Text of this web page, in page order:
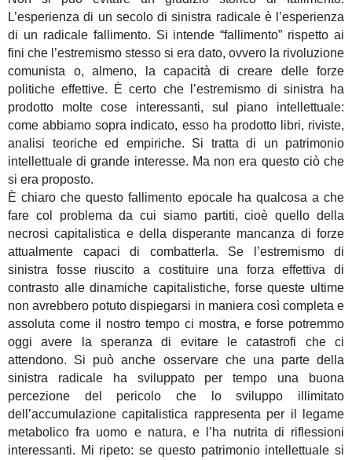
L’esperienza di un secolo di sinistra radicale è l’esperienza
di un radicale fallimento. Si intende “fallimento” rispetto ai
fini che l’estremismo stesso si era dato, ovvero la rivoluzione
comunista o, almeno, la capacità di creare delle forze
politiche effettive. È certo che l’estremismo di sinistra ha
prodotto molte cose interessanti, sul piano intellettuale:
come abbiamo sopra indicato, esso ha prodotto libri, riviste,
analisi teoriche ed empiriche. Si tratta di un patrimonio
intellettuale di grande interesse. Ma non era questo ciò che
si era proposto.
È chiaro che questo fallimento epocale ha qualcosa a che
fare col problema da cui siamo partiti, cioè quello della
necrosi capitalistica e della disperante mancanza di forze
attualmente capaci di combatterla. Se l’estremismo di
sinistra fosse riuscito a costituire una forza effettiva di
contrasto alle dinamiche capitalistiche, forse queste ultime
non avrebbero potuto dispiegarsi in maniera così completa e
assoluta come il nostro tempo ci mostra, e forse potremmo
oggi avere la speranza di evitare le catastrofi che ci
attendono. Si può anche osservare che una parte della
sinistra radicale ha sviluppato per tempo una buona
percezione del pericolo che lo sviluppo illimitato
dell’accumulazione capitalistica rappresenta per il legame
metabolico fra uomo e natura, e l’ha nutrita di riflessioni
interessanti. Mi ripeto: se questo patrimonio intellettuale si